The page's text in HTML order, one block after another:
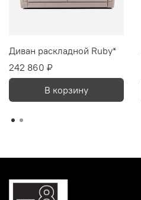
Диван раскладной Ruby*
242 860 ₽
В корзину